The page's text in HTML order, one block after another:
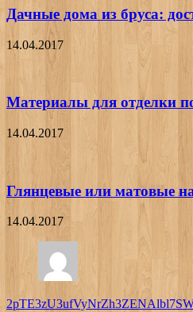
Дачные дома из бруса:
14.04.2017
Материалы для отделки
14.04.2017
Глянцевые или матовые
14.04.2017